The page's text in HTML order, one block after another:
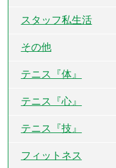
スタッフ私生活
その他
テニス『体』
テニス『心』
テニス『技』
フィットネス